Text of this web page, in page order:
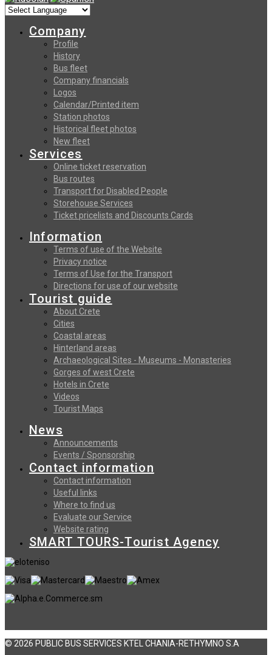
Company
Profile
History
Bus fleet
Company financials
Logos
Calendar/Printed item
Station photos
Historical fleet photos
New fleet
Services
Online ticket reservation
Bus routes
Transport for Disabled People
Storehouse Services
Ticket pricelists and Discounts Cards
Information
Terms of use of the Website
Privacy notice
Terms of Use for the Transport
Directions for use of our website
Tourist guide
About Crete
Cities
Coastal areas
Hinterland areas
Archaeological Sites - Museums - Monasteries
Gorges of west Crete
Hotels in Crete
Videos
Tourist Maps
News
Announcements
Events / Sponsorship
Contact information
Contact information
Useful links
Where to find us
Evaluate our Service
Website rating
SMART TOURS-Tourist Agency
© 2026 PUBLIC BUS SERVICES KTEL CHANIA-RETHYMNO S.A